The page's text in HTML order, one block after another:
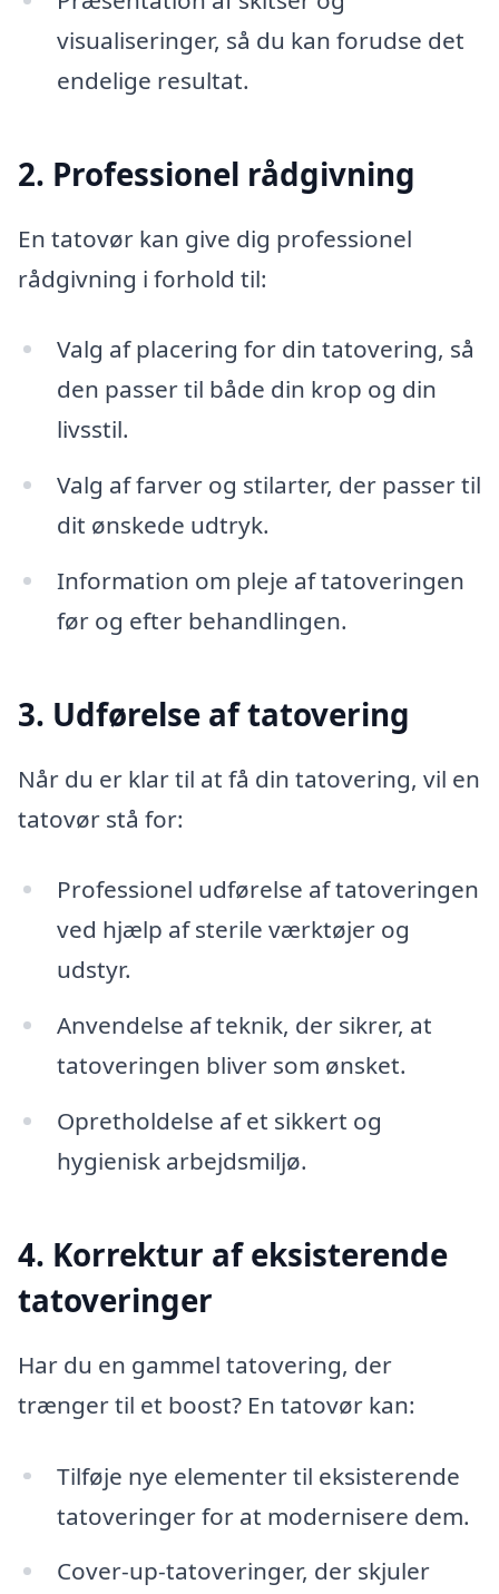
visualiseringer, så du kan forudse det
endelige resultat.
2. Professionel rådgivning
En tatovør kan give dig professionel
rådgivning i forhold til:
Valg af placering for din tatovering, så
den passer til både din krop og din
livsstil.
Valg af farver og stilarter, der passer til
dit ønskede udtryk.
Information om pleje af tatoveringen
før og efter behandlingen.
3. Udførelse af tatovering
Når du er klar til at få din tatovering, vil en
tatovør stå for:
Professionel udførelse af tatoveringen
ved hjælp af sterile værktøjer og
udstyr.
Anvendelse af teknik, der sikrer, at
tatoveringen bliver som ønsket.
Opretholdelse af et sikkert og
hygienisk arbejdsmiljø.
4. Korrektur af eksisterende
tatoveringer
Har du en gammel tatovering, der
trænger til et boost? En tatovør kan:
Tilføje nye elementer til eksisterende
tatoveringer for at modernisere dem.
Cover-up-tatoveringer, der skjuler